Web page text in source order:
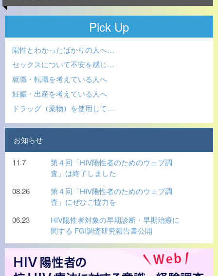
Pick Up
陽性とわかったばかりの人へ…
セックスについて不安を感じ…
就職・転職を考えている人へ
妊娠・出産を考えている人へ
ドラッグ（薬物）を使用して…
お知らせ
11.7
第４回「HIV陽性者のためのウェブ調
査」は終了しました
08.26
第４回「HIV陽性者のためのウェブ調
査」にぜひご協力を
06.23
HIV陽性者対象の早期診断・早期治療に
関する FGI調査研究報告書公開